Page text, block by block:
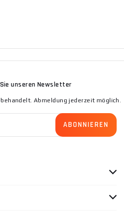
unseren Newsletter
Abmeldung jederzeit möglich.